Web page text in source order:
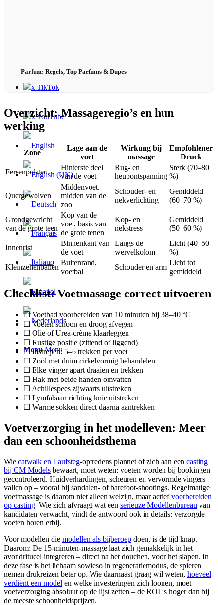
x TikTok
x YouTube
Menu Menu
Parfum: Regels, Top Parfums & Dupes
Overzicht: Massageregio’s en hun
werking
Zone
Lage aan de
voet
Wirkung bij
massage
Empfohlener
Druck
Fersenpolster
Hinterste deel
van de voet
Rug- en
heupontspanning
Sterk (70–80
%)
Quergewolven
Middenvoet,
midden van de
zool
Schouder- en
nekverlichting
Gemiddeld
(60–70 %)
Grondgewricht
van de grote teen
Kop van de
voet, basis van
de grote tenen
Kop- en
nekstress
Gemiddeld
(50–60 %)
Innenrist
Binnenkant van
de voet
Langs de
wervelkolom
Licht (40–50
%)
Kleinzehenballen
Buitenrand,
voetbal
Schouder en arm
Licht tot
gemiddeld
Checklist: Voetmassage correct uitvoeren
☐ Voetbad voorbereiden van 10 minuten bij 38–40 °C
☐ Voeten schoon en droog afvegen
☐ Olie of Urea-crème klaarleggen
☐ Rustige positie (zittend of liggend)
☐ Instrepen: 5–6 trekken per voet
☐ Zool met duim cirkelvormig behandelen
☐ Elke vinger apart draaien en trekken
☐ Hak met beide handen omvatten
☐ Achillespees zijwaarts uitstreken
☐ Lymfabaan richting knie uitstreken
☐ Warme sokken direct daarna aantrekken
Voetverzorging in het modelleven: Meer
dan een schoonheidsthema
Wie catwalk en Laufsteg-optredens plannet of zich aan een casting
bij CM Models bewaart, moet weten: voeten worden bij bookingen
gecontroleerd. Huidverhardingen, scheuren en vervormde vingers
vallen op – vooral bij sandalen- of barefoot-shootings. Regelmatige
voetmassage is daarom niet alleen welzijn, maar actiefvoorbereiden
op casting. Wie zich afvraagt wat een serieuze Modellenbureau van
kandidaten verwacht, vindt de antwoord ook in details: verzorgde
voeten horen erbij.
Voor modellen die modellen als bijberoep doen, is de tijd knap.
Daarom: De 15-minuten-massage laat zich gemakkelijk in het
avondritueel integreren – direct na het douchen, voor het slapen. In
deze fase is het lichaam sowieso in regeneratiemodus, de spieren
nemen drukreizen beter op. Wie daarnaast graag wil weten, hoeveel
verdient een model en welke investeringen zich loonen, moet
voetverzorging absoluut op de lijst zetten – de ROI is hoger dan bij
de meeste schoonheidsprijzen.